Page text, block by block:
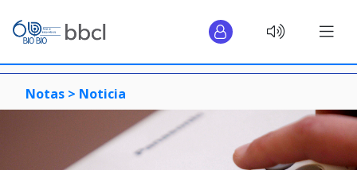
Notas > Noticia